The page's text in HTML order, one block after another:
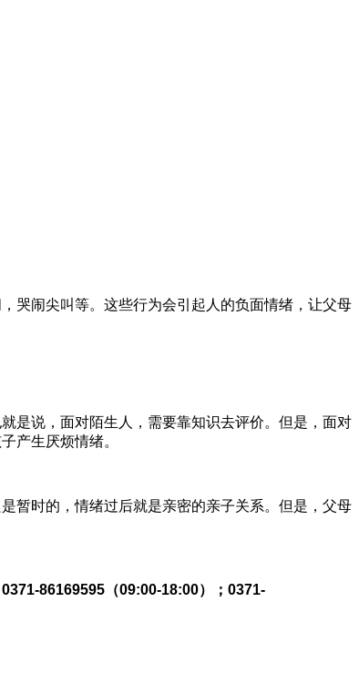
闹尖叫等。这些行为会引起人的负面情绪，让父母
说，面对陌生人，需要靠知识去评价。但是，面对
产生厌烦情绪。
时的，情绪过后就是亲密的亲子关系。但是，父母
0371-86169595（09:00-18:00） ； 0371-